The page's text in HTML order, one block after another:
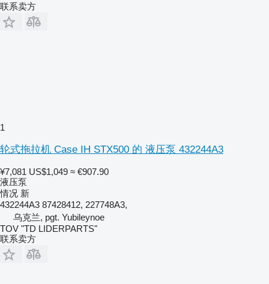
联系卖方
1
轮式拖拉机 Case IH STX500 的 液压泵 432244A3
¥7,081 US$1,049 ≈ €907.90
液压泵
情况 新
432244A3 87428412, 227748A3,
乌克兰, pgt. Yubileynoe
TOV "TD LIDERPARTS"
联系卖方